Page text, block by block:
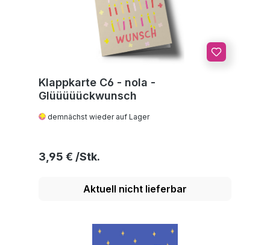
Klappkarte C6 - nola -
Glüüüüückwunsch
demnächst wieder auf Lager
Regulärer Preis:
3,95 €
Aktuell nicht lieferbar